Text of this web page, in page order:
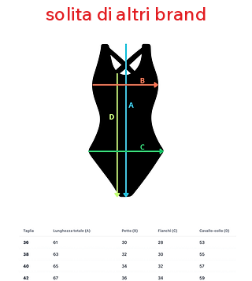
solita di altri brand